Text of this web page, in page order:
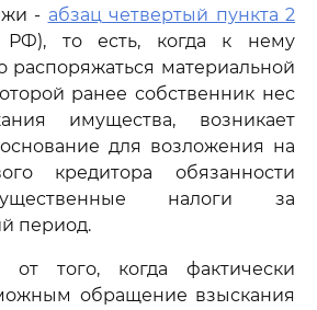
- абзац четвертый пункта 2
то есть, когда к нему
распоряжаться материальной
ранее собственник нес
имущества, возникает
для возложения на
кредитора обязанности
налоги за
период.
от того, когда фактически
обращение взыскания